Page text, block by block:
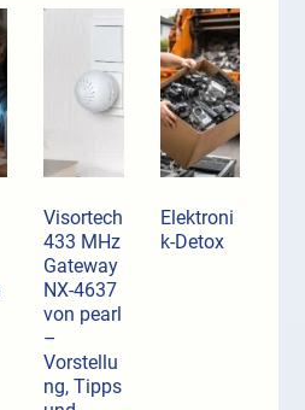
Visortech
433 MHz
Gateway
NX-4637
von pearl
–
Vorstellu
ng, Tipps
Elektroni
k-Detox